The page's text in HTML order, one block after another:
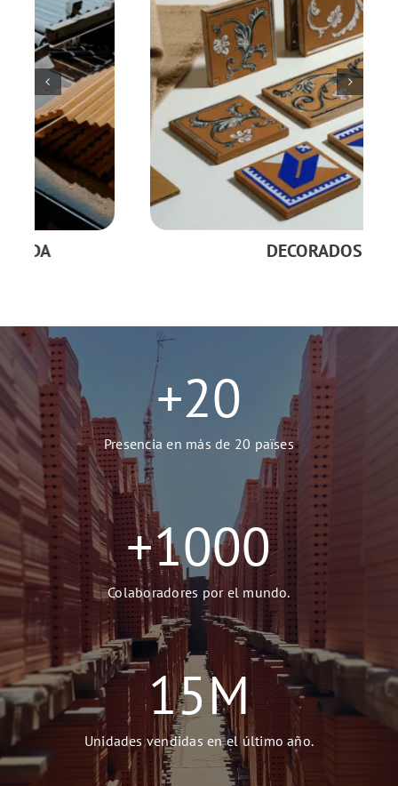
+20
Presencia en más de 20 païses
+1000
Colaboradores por el mundo.
15M
Unidades vendidas en el último año.